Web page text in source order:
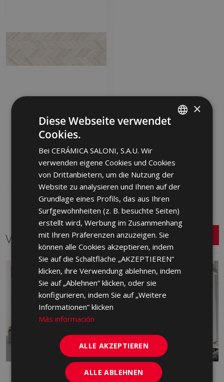
(metric) BERNINI-SA 40
Zu Favoriten
hinzufügen
Verwandte Serien
ARDEN
GERMAN
PORTUGUESE
×
Diese Webseite verwendet
Cookies.
Bei CERÁMICA SALONI, S.A.U. Wir
verwenden eigene Cookies und Cookies
von Drittanbietern, um die Nutzung der
Website zu analysieren und Ihnen auf der
Grundlage eines Profils, das aus Ihren
Surfgewohnheiten (z. B. besuchte Seiten)
erstellt wird, Werbung im Zusammenhang
mit Ihren Präferenzen anzuzeigen. Sie
können alle Cookies akzeptieren, indem
Sie auf die Schaltfläche „AKZEPTIEREN“
klicken, ihre Verwendung ablehnen, indem
Sie auf „Ablehnen“ klicken, oder sie
konfigurieren, indem Sie auf „Weitere
Informationen“ klicken
Más información
ALLE AKZEPTIEREN
ALLE ABLEHNEN